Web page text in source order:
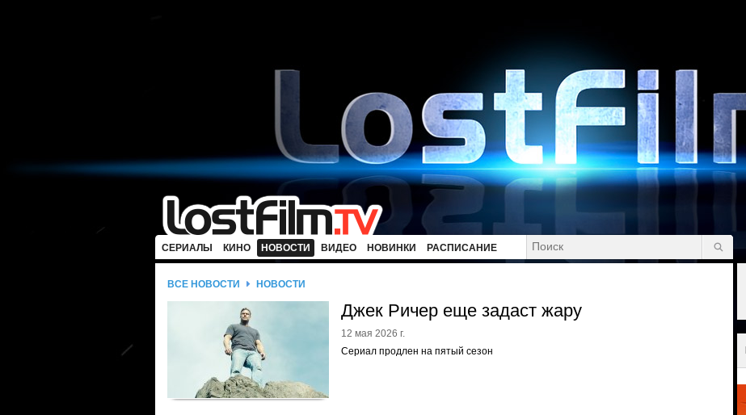
СЕРИАЛЫ КИНО НОВОСТИ ВИДЕО НОВИНКИ РАСПИСАНИЕ
ВСЕ НОВОСТИ НОВОСТИ
Джек Ричер еще задаст жару
12 мая 2026 г.
Сериал продлен на пятый сезон